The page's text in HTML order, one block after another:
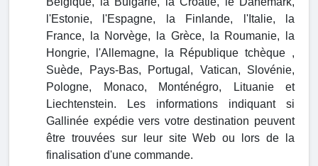
l'Estonie, l'Espagne, la Finlande, l'Italie, la
France, la Norvège, la Grèce, la Roumanie, la
Hongrie, l'Allemagne, la République tchèque ,
Suède, Pays-Bas, Portugal, Vatican, Slovénie,
Pologne, Monaco, Monténégro, Lituanie et
Liechtenstein. Les informations indiquant si
Gallinée expédie vers votre destination peuvent
être trouvées sur leur site Web ou lors de la
finalisation d'une commande.